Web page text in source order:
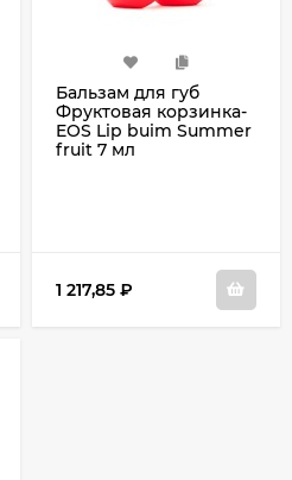
Бальзам для губ
Фруктовая корзинка-
EOS Lip buim Summer
fruit 7 мл
1 217,85 ₽